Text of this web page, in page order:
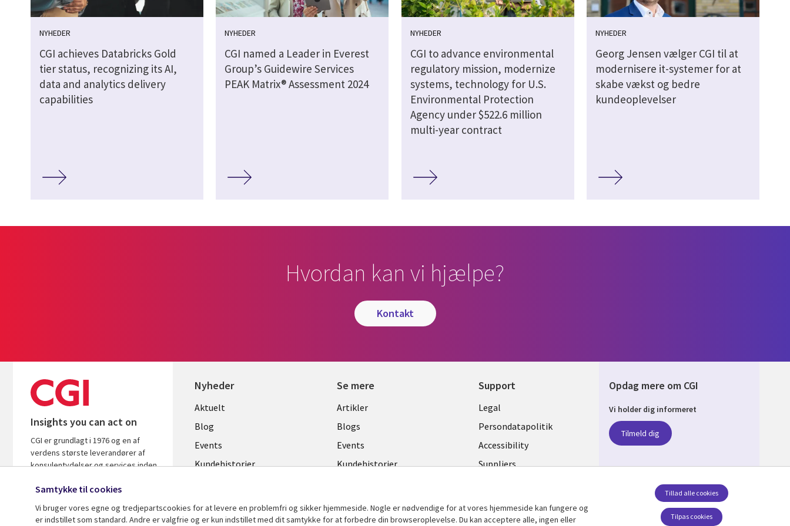
NYHEDER
CGI achieves Databricks Gold
tier status, recognizing its AI,
data and analytics delivery
capabilities
NYHEDER
CGI named a Leader in Everest
Group’s Guidewire Services
PEAK Matrix® Assessment 2024
NYHEDER
CGI to advance environmental
regulatory mission, modernize
systems, technology for U.S.
Environmental Protection
Agency under $522.6 million
multi-year contract
NYHEDER
Georg Jensen vælger CGI til at
modernisere it-systemer for at
skabe vækst og bedre
kundeoplevelser
Hvordan kan vi hjælpe?
kontakt
Insights you can act on
CGI er grundlagt i 1976 og en af
verdens største leverandører af
konsulentydelser og services inden
leverer indsigt og løsninger, der
Nyheder
Useful
links
DENMARK
Aktuelt
Blog
Events
Kundehistorier
Se mere
Library
Links
DENMARK
Artikler
Blogs
Events
Kundehistorier
Se flere
Support
Legal
DENMARK
Legal
Persondatapolitik
Accessibility
Suppliers
Opdag mere om CGI
Vi holder dig informeret
Tilmeld dig
Samtykke til cookies
Vi bruger vores egne og tredjepartscookies for at levere en problemfri og sikker hjemmeside. Nogle er nødvendige for at vores hjemmeside kan fungere og
er indstillet som standard. Andre er valgfrie og er kun indstillet med dit samtykke for at forbedre din browseroplevelse. Du kan acceptere alle, ingen eller
Tilpas cookies
Tillad alle cookies